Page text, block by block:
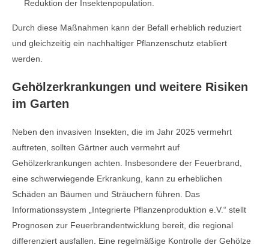
Reduktion der Insektenpopulation.
Durch diese Maßnahmen kann der Befall erheblich reduziert
und gleichzeitig ein nachhaltiger Pflanzenschutz etabliert
werden.
Gehölzerkrankungen und weitere Risiken
im Garten
Neben den invasiven Insekten, die im Jahr 2025 vermehrt
auftreten, sollten Gärtner auch vermehrt auf
Gehölzerkrankungen achten. Insbesondere der Feuerbrand,
eine schwerwiegende Erkrankung, kann zu erheblichen
Schäden an Bäumen und Sträuchern führen. Das
Informationssystem „Integrierte Pflanzenproduktion e.V.“ stellt
Prognosen zur Feuerbrandentwicklung bereit, die regional
differenziert ausfallen. Eine regelmäßige Kontrolle der Gehölze